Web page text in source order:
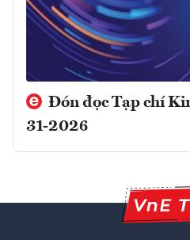
Đón đọc Tạp chí
31-2026